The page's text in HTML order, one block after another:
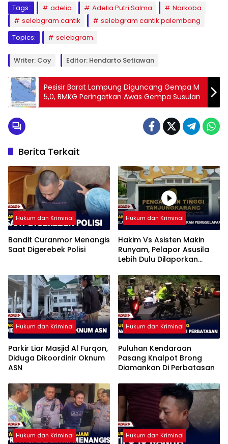
Tags: adelia Adelia Putri Salma
Narkoba
selebgram cantik
selebgram cantik palembang
Topics:
selebgram
Writer: Coy Editor: Hendarto Setiawan
Pesisir Barat Lampung Diguncang Gempa M
5,0, BMKG Peringatkan Awas Gempa Susulan
Berita Terkait
Hukum dan Kriminal
Bandit Curanmor Menangis
Saat Digerebek Polisi
Hukum dan Kriminal
Hakim Vs Asisten Makin
Runyam, Pelapor Asusila
Lebih Dulu Dilaporkan
Hukum dan Kriminal
Parkir Liar Masjid Al Furqon,
Diduga Dikoordinir Oknum
ASN
Hukum dan Kriminal
Puluhan Kendaraan
Pasang Knalpot Brong
Diamankan Di Perbatasan
Hukum dan Kriminal Hukum dan Kriminal